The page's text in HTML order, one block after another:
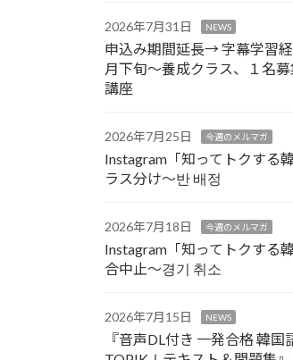
2026年7月31日 NEWS
申込み期間延長→ 字幕学習
月下旬～養成クラス、１名
講座
2026年7月25日 今週のメルマガ
Instagram「知ってトクする韓
ラス分け～반 배정
2026年7月18日 今週のメルマガ
Instagram「知ってトクする韓
合中止～경기 취소
2026年7月15日 NEWS
『音声DL付き 一発合格 韓国